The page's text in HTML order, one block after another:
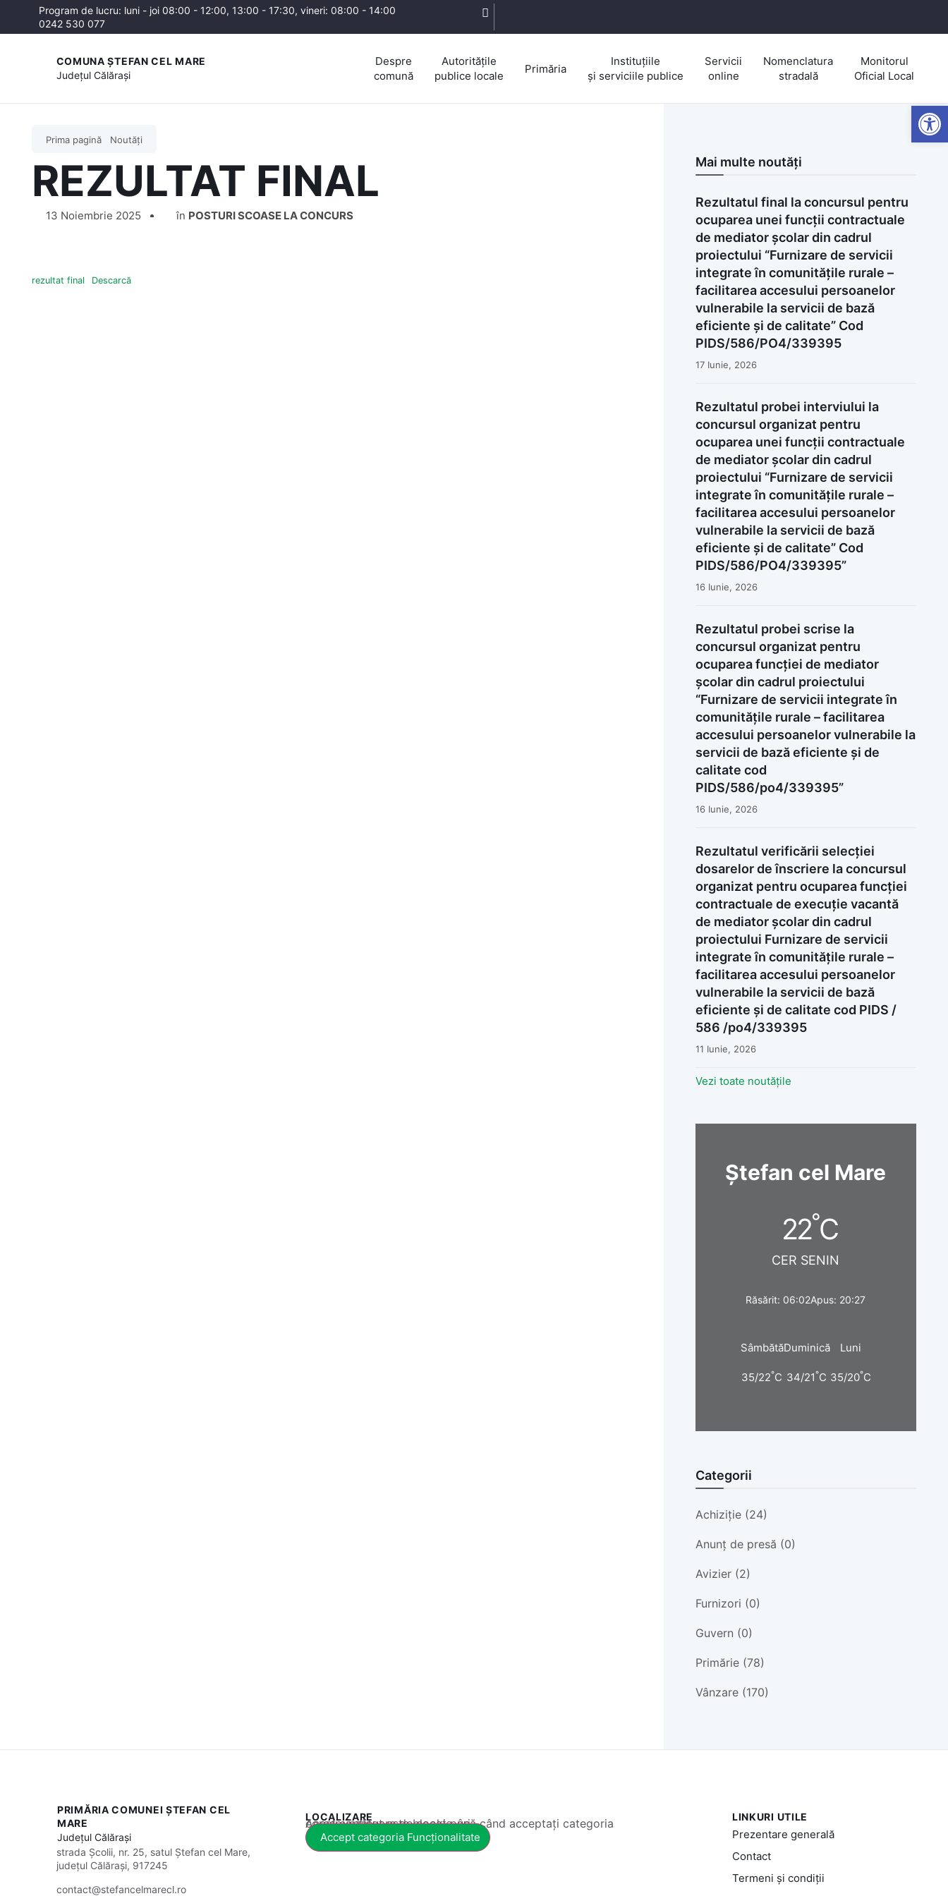
Program de lucru: luni - joi 08:00 - 12:00, 13:00 - 17:30, vineri: 08:00 - 14:00
0242 530 077
COMUNA ȘTEFAN CEL MARE
Județul Călărași
Despre
comună
Autoritățile
publice locale
Primăria
Instituțiile
și serviciile publice
Servicii
online
Nomenclatura
stradală
Monitorul
Oficial Local
Prima pagină Noutăți
REZULTAT FINAL
13 Noiembrie 2025 în POSTURI SCOASE LA CONCURS
rezultat final Descarcă
Mai multe noutăți
Rezultatul final la concursul pentru
ocuparea unei funcții contractuale
de mediator școlar din cadrul
proiectului “Furnizare de servicii
integrate în comunitățile rurale –
facilitarea accesului persoanelor
vulnerabile la servicii de bază
eficiente și de calitate” Cod
PIDS/586/PO4/339395
17 Iunie, 2026
Rezultatul probei interviului la
concursul organizat pentru
ocuparea unei funcții contractuale
de mediator școlar din cadrul
proiectului “Furnizare de servicii
integrate în comunitățile rurale –
facilitarea accesului persoanelor
vulnerabile la servicii de bază
eficiente și de calitate” Cod
PIDS/586/PO4/339395”
16 Iunie, 2026
Rezultatul probei scrise la
concursul organizat pentru
ocuparea funcției de mediator
școlar din cadrul proiectului
“Furnizare de servicii integrate în
comunitățile rurale – facilitarea
accesului persoanelor vulnerabile la
servicii de bază eficiente și de
calitate cod
PIDS/586/po4/339395”
16 Iunie, 2026
Rezultatul verificării selecției
dosarelor de înscriere la concursul
organizat pentru ocuparea funcției
contractuale de execuție vacantă
de mediator școlar din cadrul
proiectului Furnizare de servicii
integrate în comunitățile rurale –
facilitarea accesului persoanelor
vulnerabile la servicii de bază
eficiente și de calitate cod PIDS /
586 /po4/339395
11 Iunie, 2026
Vezi toate noutățile
Ștefan cel Mare
22°C
CER SENIN
Răsărit: 06:02Apus: 20:27
Sâmbătă
35/22°C
Duminică
34/21°C
Luni
35/20°C
Categorii
Achiziție (24)
Anunț de presă (0)
Avizier (2)
Furnizori (0)
Guvern (0)
Primărie (78)
Vânzare (170)
PRIMĂRIA COMUNEI ȘTEFAN CEL
MARE
JudețulCălărași
strada Școlii, nr. 25, satul Ștefan cel Mare,
județul Călărași, 917245
contact@stefancelmarecl.ro
LOCALIZARE
Acest conținut este blocat până când acceptați categoria corespunzătoare de cookie-uri.
Accept categoria Funcționalitate
LINKURI UTILE
Prezentare generală
Contact
Termeni și condiții